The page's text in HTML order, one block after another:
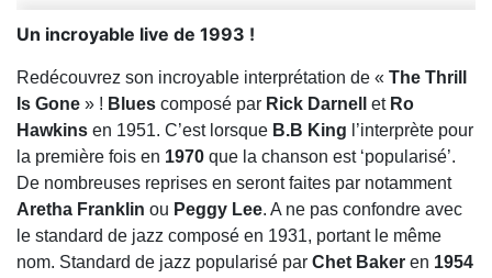
Un incroyable live de 1993 !
Redécouvrez son incroyable interprétation de « The Thrill
Is Gone » ! Blues composé par Rick Darnell et Ro
Hawkins en 1951. C’est lorsque B.B King l’interprète pour
la première fois en 1970 que la chanson est ‘popularisé’.
De nombreuses reprises en seront faites par notamment
Aretha Franklin ou Peggy Lee. A ne pas confondre avec
le standard de jazz composé en 1931, portant le même
nom. Standard de jazz popularisé par Chet Baker en 1954